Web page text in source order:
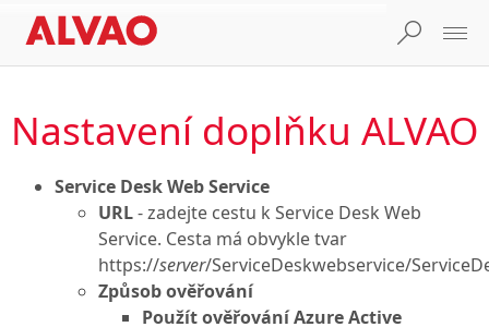
Nastavení doplňku ALVAO
Service Desk Web Service
URL- zadejte cestu k Service Desk Web
Service. Cesta má obvykle tvar
https://server/ServiceDeskwebservice/
Způsob ověřování
Použít ověřování Azure Active